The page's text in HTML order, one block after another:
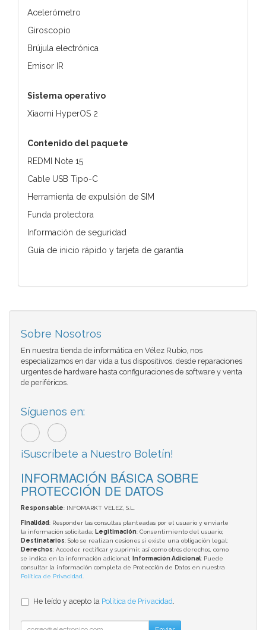
Acelerómetro
Giroscopio
Brújula electrónica
Emisor IR
Sistema operativo
Xiaomi HyperOS 2
Contenido del paquete
REDMI Note 15
Cable USB Tipo-C
Herramienta de expulsión de SIM
Funda protectora
Información de seguridad
Guía de inicio rápido y tarjeta de garantía
Sobre Nosotros
En nuestra tienda de informática en Vélez Rubio, nos
especializamos en dar vida a tus dispositivos. desde reparaciones
urgentes de hardware hasta configuraciones de software y venta
de periféricos.
Síguenos en:
¡Suscríbete a Nuestro Boletín!
INFORMACIÓN BÁSICA SOBRE
PROTECCIÓN DE DATOS
Responsable: INFOMARKT VELEZ, S.L.
Finalidad: Responder las consultas planteadas por el usuario y enviarle
la información solicitada; Legitimación: Consentimiento del usuario;
Destinatarios: Solo se realizan cesiones si existe una obligación legal;
Derechos: Acceder, rectificar y suprimir, así como otros derechos, como
se indica en la información adicional;
Información Adicional: Puede
consultar la información completa de Protección de Datos en nuestra
Política de Privacidad
He leído y acepto la Política de Privacidad